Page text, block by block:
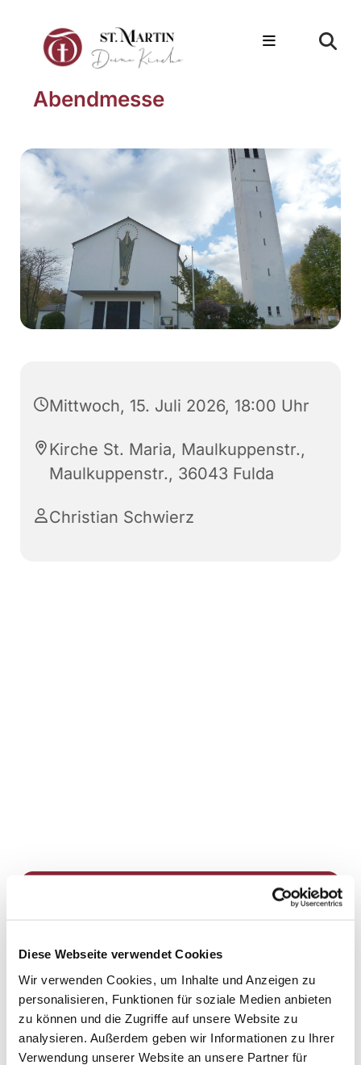
Diese Webseite verwendet Cookies
Wir verwenden Cookies, um Inhalte und Anzeigen zu
personalisieren, Funktionen für soziale Medien anbieten
zu können und die Zugriffe auf unsere Website zu
analysieren. Außerdem geben wir Informationen zu Ihrer
Verwendung unserer Website an unsere Partner für
Abendmesse
Mittwoch, 15. Juli 2026, 18:00 Uhr
Kirche St. Maria, Maulkuppenstr.,
Maulkuppenstr., 36043 Fulda
Christian Schwierz
Dies könnte Sie auch
interessieren